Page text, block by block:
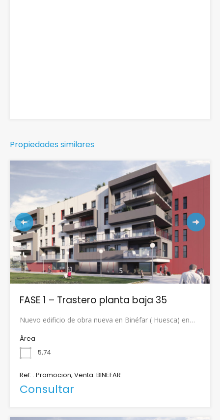
Propiedades similares
FASE 1 – Trastero planta baja 35
Nuevo edificio de obra nueva en Binéfar ( Huesca) en…
Área
5,74
Ref: . Promocion, Venta. BINEFAR
Consultar